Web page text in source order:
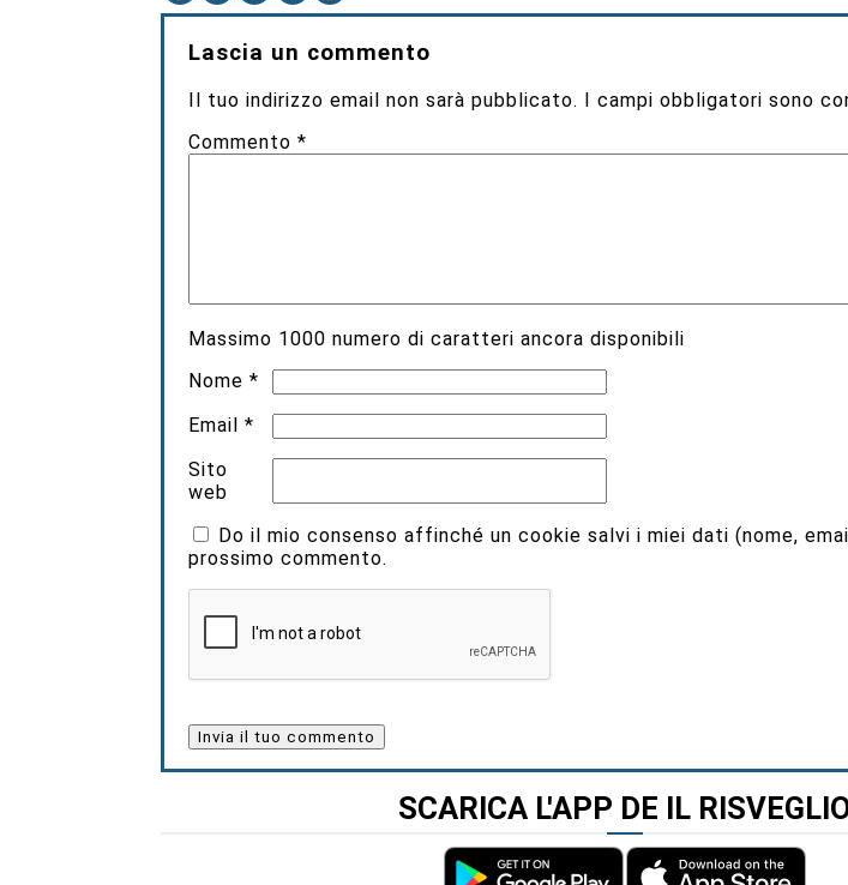
Lascia un commento
Il tuo indirizzo email non sarà pubblicato. I campi obbligatori sono
Commento*
Massimo 1000 numero di caratteri ancora disponibili
Nome*
Email*
Sito
web
Do il mio consenso affinché un cookie salvi i miei dati (nome,
prossimo commento.
SCARICA L'APP DE IL